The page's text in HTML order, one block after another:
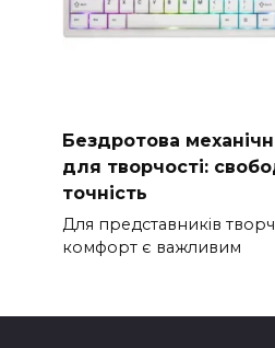
Бездротова
для творчості:
точність
Для представників
комфорт є важливим